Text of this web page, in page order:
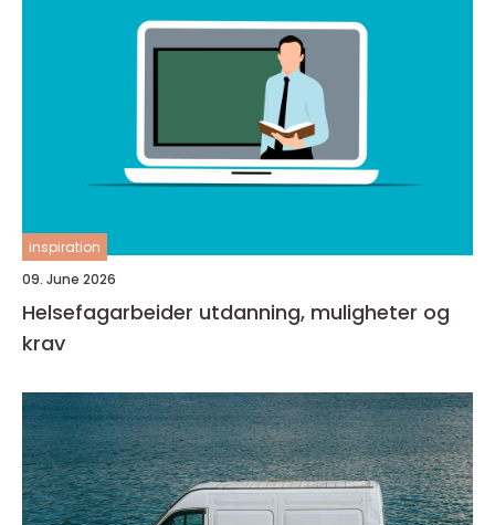
inspiration
09. June 2026
Helsefagarbeider utdanning, muligheter og
krav